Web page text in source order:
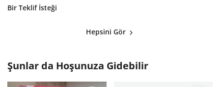
Bir Teklif İsteği
Hepsini Gör
Şunlar da Hoşunuza Gidebilir